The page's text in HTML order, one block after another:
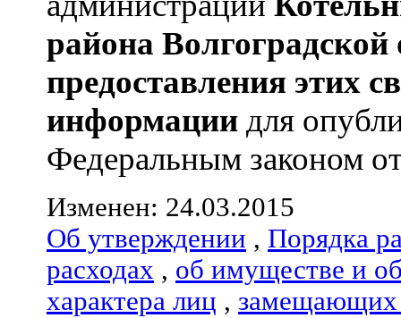
района Волгоградской
предоставления этих
информации для
Федеральным законом
Изменен: 24.03.2015
Об утверждении , Порядка
расходах , об имуществе и
характера лиц , замещающих